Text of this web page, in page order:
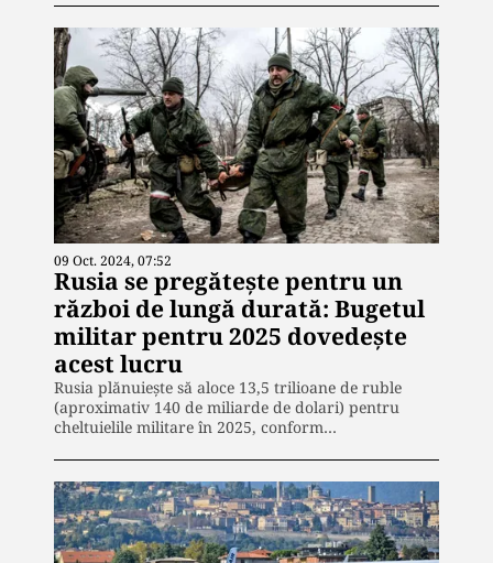
09 Oct. 2024, 07:52
Rusia se pregătește pentru un
război de lungă durată: Bugetul
militar pentru 2025 dovedește
acest lucru
Rusia plănuiește să aloce 13,5 trilioane de ruble
(aproximativ 140 de miliarde de dolari) pentru
cheltuielile militare în 2025, conform…